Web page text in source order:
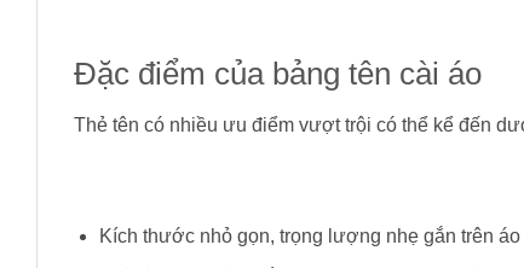
Đặc điểm của bảng tên cài áo
Thẻ tên có nhiều ưu điểm vượt trội có thể kể đến
Kích thước nhỏ gọn, trọng lượng nhẹ gắn trên